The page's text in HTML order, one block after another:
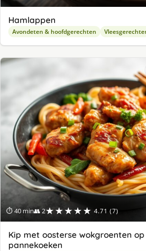
Hamlappen
Avondeten & hoofdgerechten
⏱ 40 min👥 2★★★★★ 4.71 (7)
Kip met oosterse wokgroenten
pannekoeken